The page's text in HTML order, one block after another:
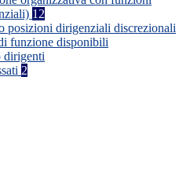
12
posizioni dirigenziali discrezionali
funzione disponibili
dirigenti
2